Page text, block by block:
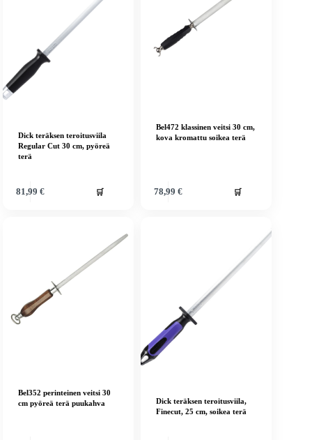
Dick teräksen teroitusviila
Regular Cut 30 cm, pyöreä
terä
81,99 € 🛒
Bel472 klassinen veitsi 30 cm,
kova kromattu soikea terä
78,99 € 🛒
Bel352 perinteinen veitsi 30
cm pyöreä terä puukahva
Dick teräksen teroitusviila,
Finecut, 25 cm, soikea terä